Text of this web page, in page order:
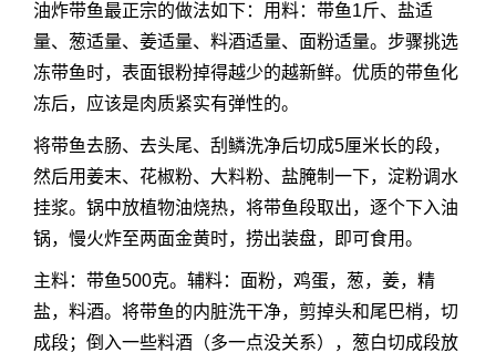
油炸带鱼最正宗的做法如下：用料：带鱼1斤、盐适
量、葱适量、姜适量、料酒适量、面粉适量。步骤挑选
冻带鱼时，表面银粉掉得越少的越新鲜。优质的带鱼化
冻后，应该是肉质紧实有弹性的。
将带鱼去肠、去头尾、刮鳞洗净后切成5厘米长的段，
然后用姜末、花椒粉、大料粉、盐腌制一下，淀粉调水
挂浆。锅中放植物油烧热，将带鱼段取出，逐个下入油
锅，慢火炸至两面金黄时，捞出装盘，即可食用。
主料：带鱼500克。辅料：面粉，鸡蛋，葱，姜，精
盐，料酒。将带鱼的内脏洗干净，剪掉头和尾巴梢，切
成段；倒入一些料酒（多一点没关系），葱白切成段放